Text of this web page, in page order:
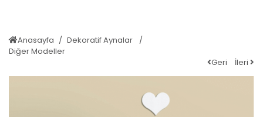
Anasayfa
Dekoratif Aynalar
Diğer Modeller
Geri
İleri